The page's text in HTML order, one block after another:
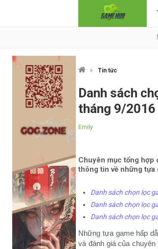
Tin tức
Danh sách
tháng 9/2016
Emily
Chuyên mục tổng hợp
thông tin về những
Danh sách chọn lọc
Danh sách chọn lọc
Danh sách chọn lọc
Những tựa game hấp
và đánh giá của